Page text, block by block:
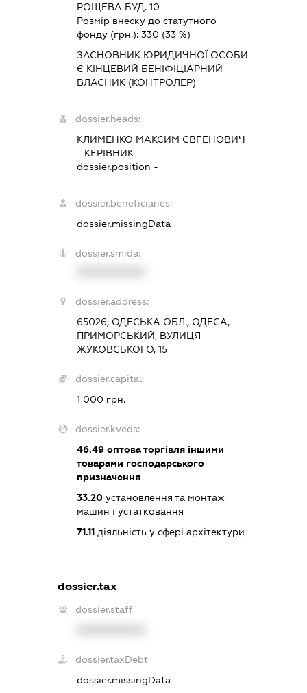
РОЩЕВА БУД. 10
Розмір внеску до статутного
фонду (грн.): 330 (33 %)
ЗАСНОВНИК ЮРИДИЧНОЇ ОСОБИ
Є КІНЦЕВИЙ БЕНІФІЦІАРНИЙ
ВЛАСНИК (КОНТРОЛЕР)
dossier.heads:
КЛИМЕНКО МАКСИМ ЄВГЕНОВИЧ
- КЕРІВНИК
dossier.position -
dossier.beneficiaries:
dossier.missingData
dossier.smida:
dossier.address:
65026, ОДЕСЬКА ОБЛ., ОДЕСА,
ПРИМОРСЬКИЙ, ВУЛИЦЯ
ЖУКОВСЬКОГО, 15
dossier.capital:
1 000 грн.
dossier.kveds:
46.49оптова торгівля іншими
товарами господарського
призначення
33.20установлення та монтаж
машин і устатковання
71.11діяльність у сфері архітектури
dossier.tax
dossier.staff
dossier.taxDebt
dossier.missingData